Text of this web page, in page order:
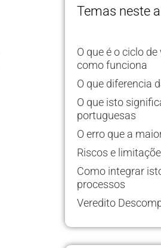
Temas neste
O que é o ciclo
como funciona
O que diferencia
O que isto
portuguesas
O erro que a
Riscos e
Como integrar
processos
Veredito